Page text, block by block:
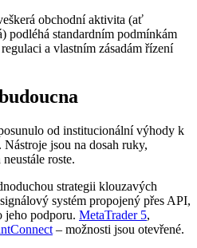
obchodní aktivita (ať
podléhá standardním podmínkám
a vlastním zásadám řízení
od institucionální výhody k
jsou na dosah ruky,
roste.
strategii klouzavých
systém propojený přes API,
podporu. MetaTrader 5,
– možnosti jsou otevřené.